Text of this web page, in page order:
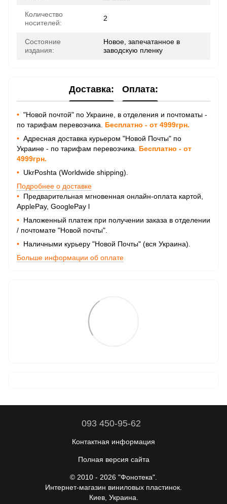
Количество
носителей:
2
Состояние
издания:
Новое, запечатанное в
заводскую пленку
Доставка: Оплата:
• "Новой почтой" по Украине, в отделения и почтоматы -
по тарифам перевозчика. Бесплатно - от 4999грн.
• Адресная доставка курьером "Новой Почты" по
Украине - по тарифам перевозчика. Бесплатно - от
4999грн.
• UkrPoshta (Worldwide shipping).
Подробнее о доставке
• Предварительная мгновенная онлайн-оплата картой,
ApplePay, GooglePay l
• Наложенный платеж при получении заказа в отделении
/ почтомате "Новой почты".
• Наличными курьеру "Новой Почты" (вся Украина).
Больше информации об оплате
093 450-95-62
Контактная информация
Полная версия сайта
© 2010 - 2026 "Фонотека".
Интернет-магазин виниловых пластинок.
Киев, Украина.